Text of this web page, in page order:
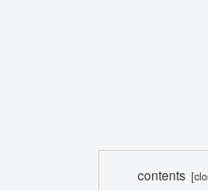
contents